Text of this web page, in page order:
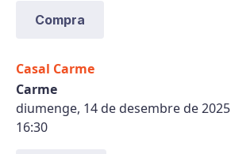
Compra
Casal Carme
Carme
diumenge, 14 de desembre de 2025
16:30